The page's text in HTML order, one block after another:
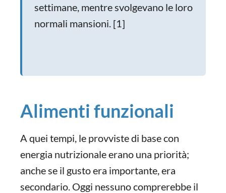
settimane, mentre svolgevano le loro
normali mansioni. [1]
Alimenti funzionali
A quei tempi, le provviste di base con
energia nutrizionale erano una priorità;
anche se il gusto era importante, era
secondario. Oggi nessuno comprerebbe il